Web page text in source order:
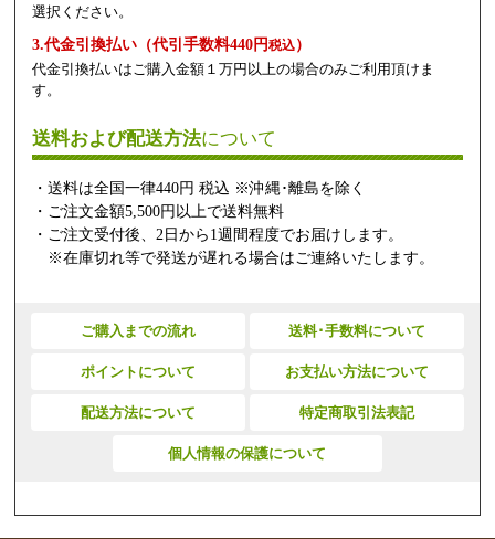
選択ください。
3.代金引換払い（代引手数料440円税込）
代金引換払いはご購入金額１万円以上の場合のみご利用頂けま
す。
送料および配送方法について
・送料は全国一律440円 税込 ※沖縄･離島を除く
・ご注文金額5,500円以上で送料無料
・ご注文受付後、2日から1週間程度でお届けします。
※在庫切れ等で発送が遅れる場合はご連絡いたします。
ご購入までの流れ 送料･手数料について
ポイントについて お支払い方法について
配送方法について 特定商取引法表記
個人情報の保護について